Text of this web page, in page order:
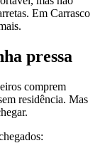
Em Carrasco
pressa
comprem
residência. Mas